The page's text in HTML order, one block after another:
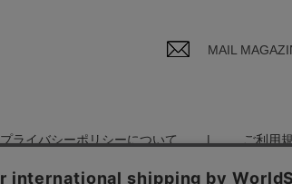
MAIL
プライバシーポリシーについて ご利用